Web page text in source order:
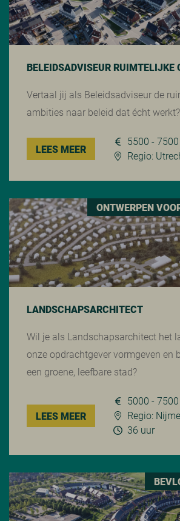
BELEIDSADVISEUR RUIMTELIJKE
Vertaal jij als Beleidsadviseur de
ambities naar beleid dat écht werkt?
LEES MEER
5500 - 7500
Regio:
ONTWERPEN
LANDSCHAPSARCHITECT
Wil je als Landschapsarchitect het
onze opdrachtgever vormgeven en
een groene, leefbare stad?
LEES MEER
5000 - 7500
Regio:
36 uur